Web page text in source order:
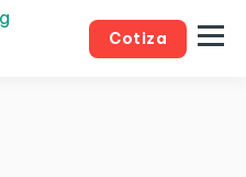
Cotiza